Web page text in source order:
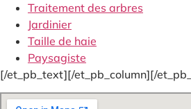
Traitement des arbres
Jardinier
Taille de haie
Paysagiste
[/et_pb_text][/et_pb_column][/